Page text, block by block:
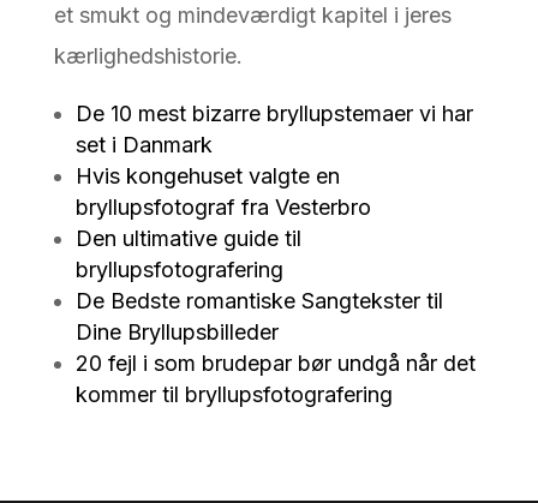
et smukt og mindeværdigt kapitel i jeres
kærlighedshistorie.
De 10 mest bizarre bryllupstemaer vi har
set i Danmark
Hvis kongehuset valgte en
bryllupsfotograf fra Vesterbro
Den ultimative guide til
bryllupsfotografering
De Bedste romantiske Sangtekster til
Dine Bryllupsbilleder
20 fejl i som brudepar bør undgå når det
kommer til bryllupsfotografering